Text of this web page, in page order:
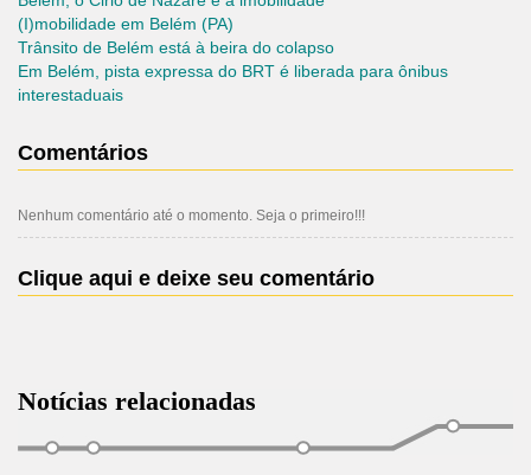
(I)mobilidade em Belém (PA)
Trânsito de Belém está à beira do colapso
Em Belém, pista expressa do BRT é liberada para ônibus
interestaduais
Comentários
Nenhum comentário até o momento. Seja o primeiro!!!
Clique aqui e deixe seu comentário
Notícias relacionadas